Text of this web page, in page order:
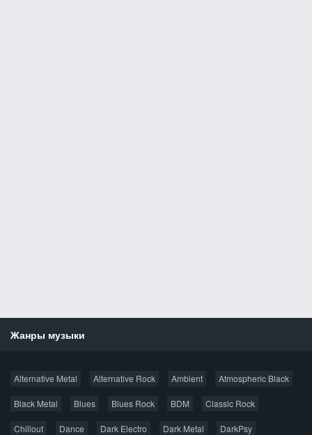
Жанры музыки
Alternative Metal Alternative Rock Ambient Atmospheric Black
Black Metal Blues Blues Rock BDM Classic Rock
Chillout Dance Dark Electro Dark Metal DarkPsy
Новые раздачи
Популярное за сутки